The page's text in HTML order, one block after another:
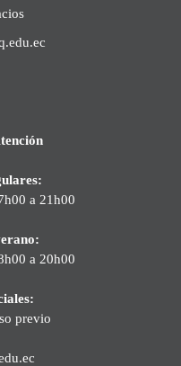
a 21h00
a 20h00
previo